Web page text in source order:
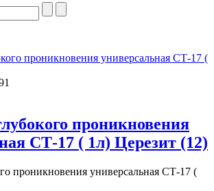
проникновения
СТ-17 ( 1л) Церезит (12)
проникновения универсальная СТ-17 (